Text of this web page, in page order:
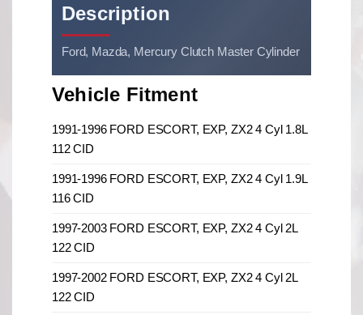
Description
Ford, Mazda, Mercury Clutch Master Cylinder
Vehicle Fitment
1991-1996 FORD ESCORT, EXP, ZX2 4 Cyl 1.8L
112 CID
1991-1996 FORD ESCORT, EXP, ZX2 4 Cyl 1.9L
116 CID
1997-2003 FORD ESCORT, EXP, ZX2 4 Cyl 2L
122 CID
1997-2002 FORD ESCORT, EXP, ZX2 4 Cyl 2L
122 CID